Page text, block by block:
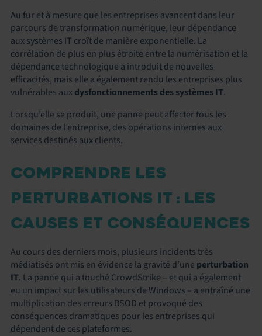
Au fur et à mesure que les entreprises avancent dans leur
parcours de transformation numérique, leur dépendance
aux systèmes IT croît de manière exponentielle. La
corrélation de plus en plus étroite entre la numérisation et la
dépendance technologique a introduit de nouvelles
efficacités, mais elle a également rendu les entreprises plus
vulnérables auxdysfonctionnements des systèmes IT.
Lorsqu’elle se produit, une panne peut affecter tous les
domaines de l’entreprise, des opérations internes aux
services destinés aux clients.
COMPRENDRE LES
PERTURBATIONS IT : LES
CAUSES ET CONSÉQUENCES
Au cours des derniers mois, plusieurs incidents très
médiatisés ont mis en évidence la gravité d’une perturbation
IT. La panne qui a touché CrowdStrike – et qui a également
eu un impact sur les utilisateurs de Windows – a entraîné une
multiplication des erreurs BSOD et provoqué des
conséquences dramatiques pour les entreprises qui
dépendent de ces plateformes.